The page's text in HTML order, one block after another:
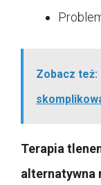
Zobacz też:
Terapia
alternatywna